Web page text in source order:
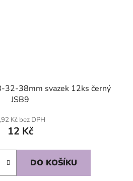
32-38mm svazek 12ks černý
JSB9
Kč bez DPH
12 Kč
DO KOŠÍKU